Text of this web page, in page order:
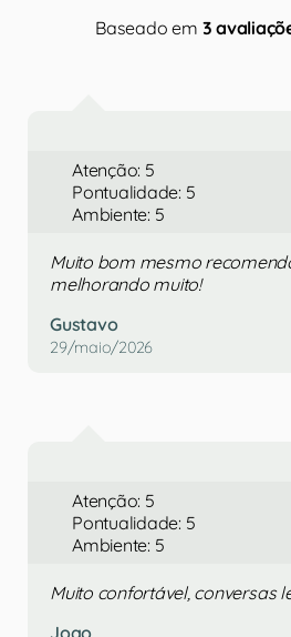
Baseado em 3
Atenção: 5
Pontualidade: 5
Ambiente: 5
Muito bom mesmo
melhorando muito!
Gustavo
29/maio/2026
Atenção: 5
Pontualidade: 5
Ambiente: 5
Muito confortável, conversas
Joao